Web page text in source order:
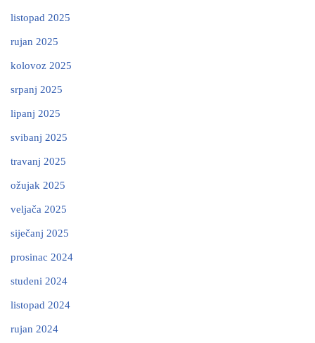
listopad 2025
rujan 2025
kolovoz 2025
srpanj 2025
lipanj 2025
svibanj 2025
travanj 2025
ožujak 2025
veljača 2025
siječanj 2025
prosinac 2024
studeni 2024
listopad 2024
rujan 2024